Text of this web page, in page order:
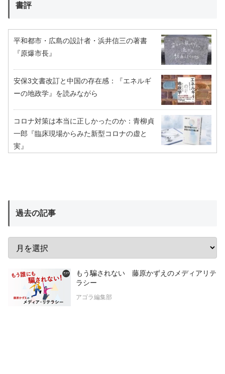
書評
平和都市・広島の設計者・浜井信三の著書
『原爆市長』
安保3文書改訂と中国の存在感：『エネルギ
ーの地政学』を読みながら
コロナ対策は本当に正しかったのか：青柳貞
一郎『臨床現場からみた新型コロナの虚と
実』
過去の記事
もう騙されない 藤原かずえのメディアリテ
ラシー
アゴラ編集部